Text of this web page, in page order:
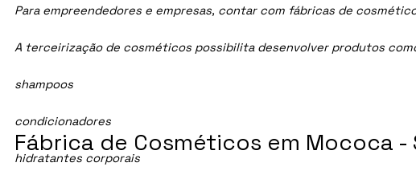
Para empreendedores e empresas, contar com fábricas de
A terceirização de cosméticos possibilita desenvolver produtos
shampoos
condicionadores
hidratantes corporais
Fábrica de Cosméticos em Mococa -